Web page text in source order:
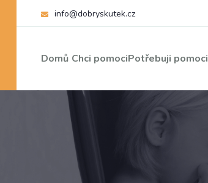
info@dobryskutek.cz
Domů Chci pomociPotřebuji pomoci